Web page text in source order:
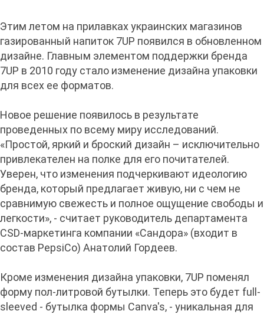
Этим летом на прилавках украинских магазинов
газированный напиток 7UP появился в обновленном
дизайне. Главным элементом поддержки бренда
7UP в 2010 году стало изменение дизайна упаковки
для всех ее форматов.
Новое решение появилось в результате
проведенных по всему миру исследований.
«Простой, яркий и броский дизайн – исключительно
привлекателен на полке для его почитателей.
Уверен, что изменения подчеркивают идеологию
бренда, который предлагает живую, ни с чем не
сравнимую свежесть и полное ощущение свободы и
легкости», - считает руководитель департамента
CSD-маркетинга компании «Сандора» (входит в
состав PepsiCo) Анатолий Гордеев.
Кроме изменения дизайна упаковки, 7UP поменял
форму пол-литровой бутылки. Теперь это будет full-
sleeved - бутылка формы Canva's, - уникальная для